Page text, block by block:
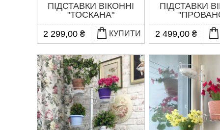
ПІДСТАВКИ ВІКОННІ
"ТОСКАНА"
2 299,00 ₴
КУПИТИ
ПІДСТАВКИ
2 499,00 ₴